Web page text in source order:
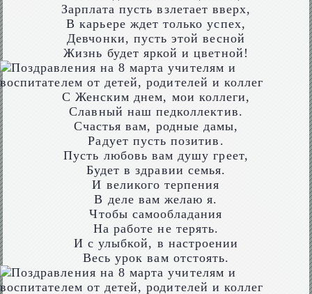
Зарплата пусть взлетает вверх,
В карьере ждет только успех,
Девчонки, пусть этой весной
Жизнь будет яркой и цветной!
С Женским днем, мои коллеги,
Славный наш педколлектив.
Счастья вам, родные дамы,
Радует пусть позитив.
Пусть любовь вам душу греет,
Будет в здравии семья.
И великого терпения
В деле вам желаю я.
Чтобы самообладания
На работе не терять.
И с улыбкой, в настроении
Весь урок вам отстоять.